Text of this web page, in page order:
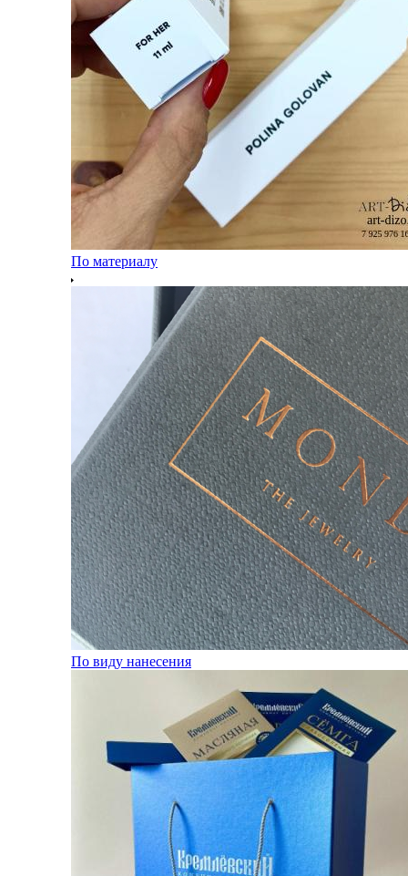
По материалу
По виду нанесения